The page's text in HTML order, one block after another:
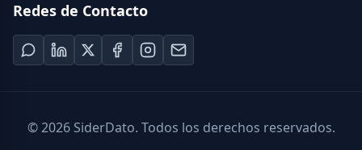
Redes de Contacto
©2026SiderDato. Todos los derechos reservados.